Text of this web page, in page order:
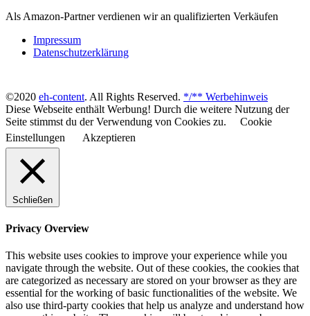
Als Amazon-Partner verdienen wir an qualifizierten Verkäufen
Impressum
Datenschutzerklärung
©2020 eh-content. All Rights Reserved. */** Werbehinweis
Diese Webseite enthält Werbung! Durch die weitere Nutzung der
Seite stimmst du der Verwendung von Cookies zu.
Cookie
Einstellungen
Akzeptieren
Schließen
Privacy Overview
This website uses cookies to improve your experience while you
navigate through the website. Out of these cookies, the cookies that
are categorized as necessary are stored on your browser as they are
essential for the working of basic functionalities of the website. We
also use third-party cookies that help us analyze and understand how